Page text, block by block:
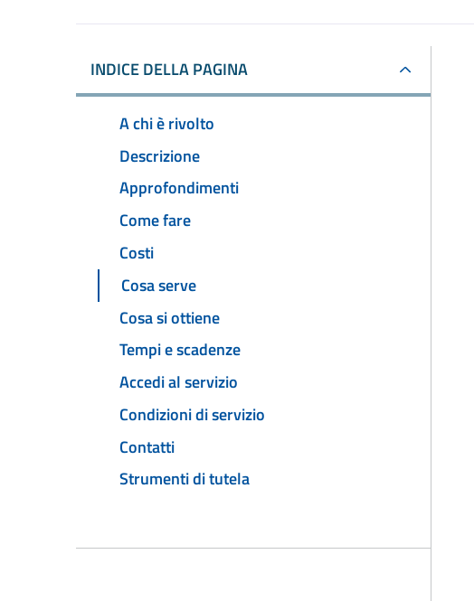
INDICE DELLA PAGINA
A chi è rivolto
Descrizione
Approfondimenti
Come fare
Costi
Cosa serve
Cosa si ottiene
Tempi e scadenze
Accedi al servizio
Condizioni di servizio
Contatti
Strumenti di tutela